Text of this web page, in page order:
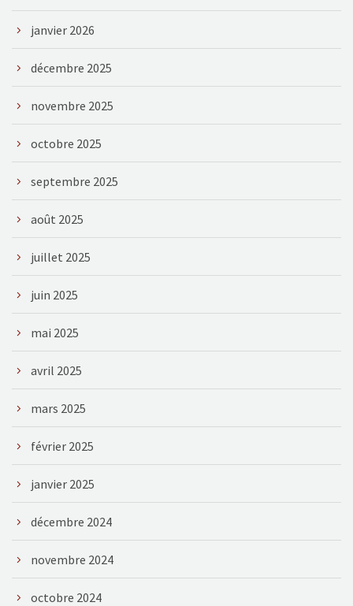
janvier 2026
décembre 2025
novembre 2025
octobre 2025
septembre 2025
août 2025
juillet 2025
juin 2025
mai 2025
avril 2025
mars 2025
février 2025
janvier 2025
décembre 2024
novembre 2024
octobre 2024